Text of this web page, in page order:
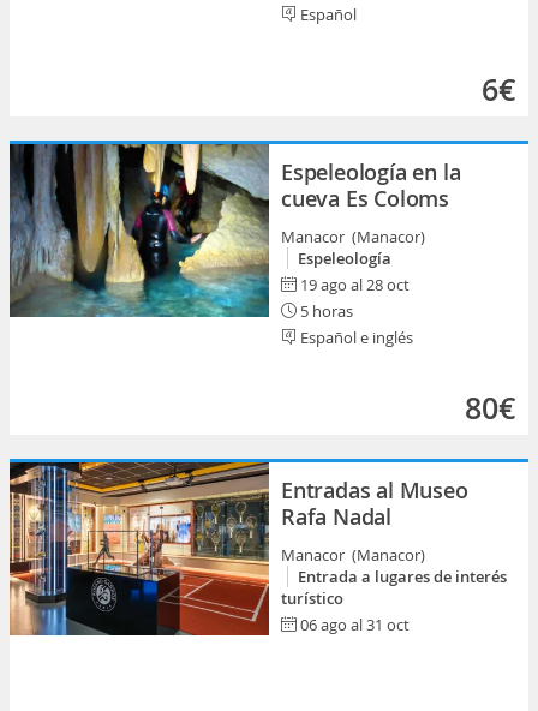
Español
6€
Espeleología en la
cueva Es Coloms
Manacor (Manacor)
Espeleología
19 ago al 28 oct
5 horas
Español e inglés
80€
Entradas al Museo
Rafa Nadal
Manacor (Manacor)
Entrada a lugares de interés
turístico
06 ago al 31 oct